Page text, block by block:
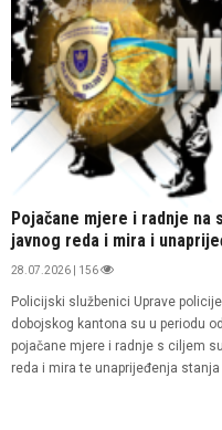
Pojačane mjere i radnje na
javnog reda i mira i
28.07.2026 | 156
Policijski službenici Uprave
dobojskog kantona su u periodu
pojačane mjere i radnje s ciljem
reda i mira te unaprijeđenja